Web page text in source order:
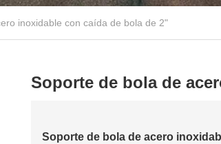
inoxidable con caída de bola de 2"
Soporte de bola de
Soporte de bola de acero